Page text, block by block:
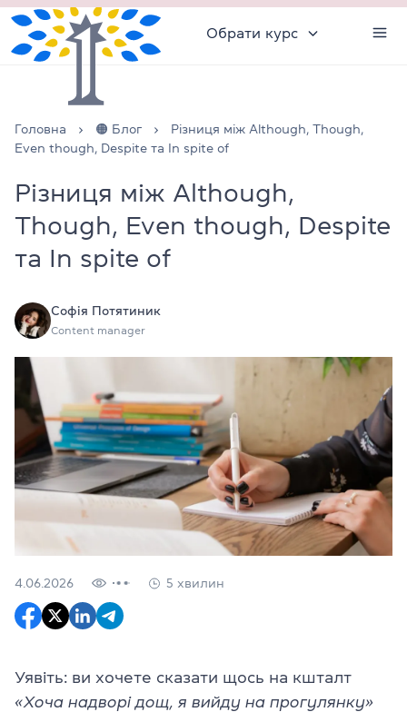
Обрати курс
Головна 🟠 Блог
Різниця між Although, Though,
Even though, Despite та In spite of
Різниця між Although,
Though, Even though, Despite
та In spite of
Софія Потятиник
Content manager
4.06.2026 5 хвилин
Уявіть: ви хочете сказати щось на кшталт
«Хоча надворі дощ, я вийду на прогулянку»